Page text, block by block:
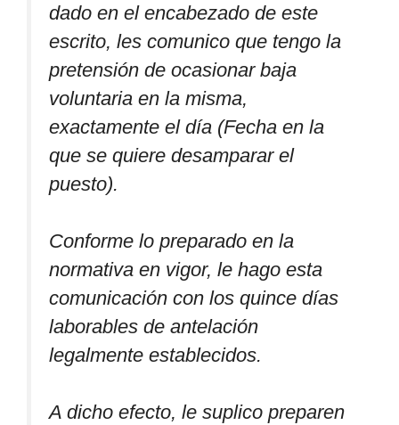
dado en el encabezado de este
escrito, les comunico que tengo la
pretensión de ocasionar baja
voluntaria en la misma,
exactamente el día (Fecha en la
que se quiere desamparar el
puesto).
Conforme lo preparado en la
normativa en vigor, le hago esta
comunicación con los quince días
laborables de antelación
legalmente establecidos.
A dicho efecto, le suplico preparen